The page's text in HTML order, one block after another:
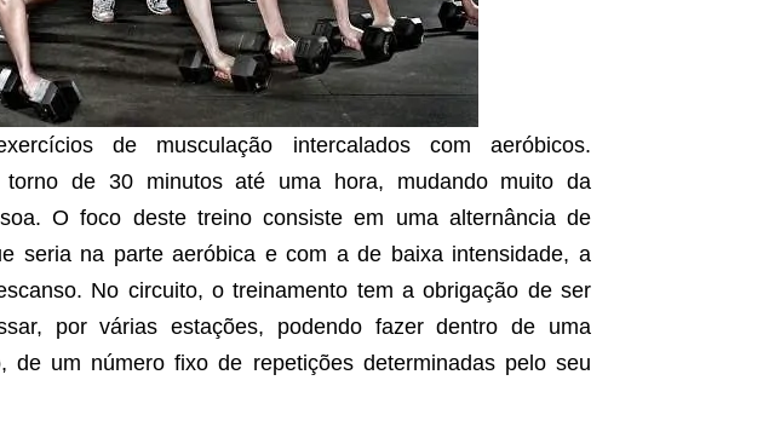
de musculação intercalados com aeróbicos.
de 30 minutos até uma hora, mudando muito da
O foco deste treino consiste em uma alternância de
seria na parte aeróbica e com a de baixa intensidade, a
No circuito, o treinamento tem a obrigação de ser
por várias estações, podendo fazer dentro de uma
um número fixo de repetições determinadas pelo seu